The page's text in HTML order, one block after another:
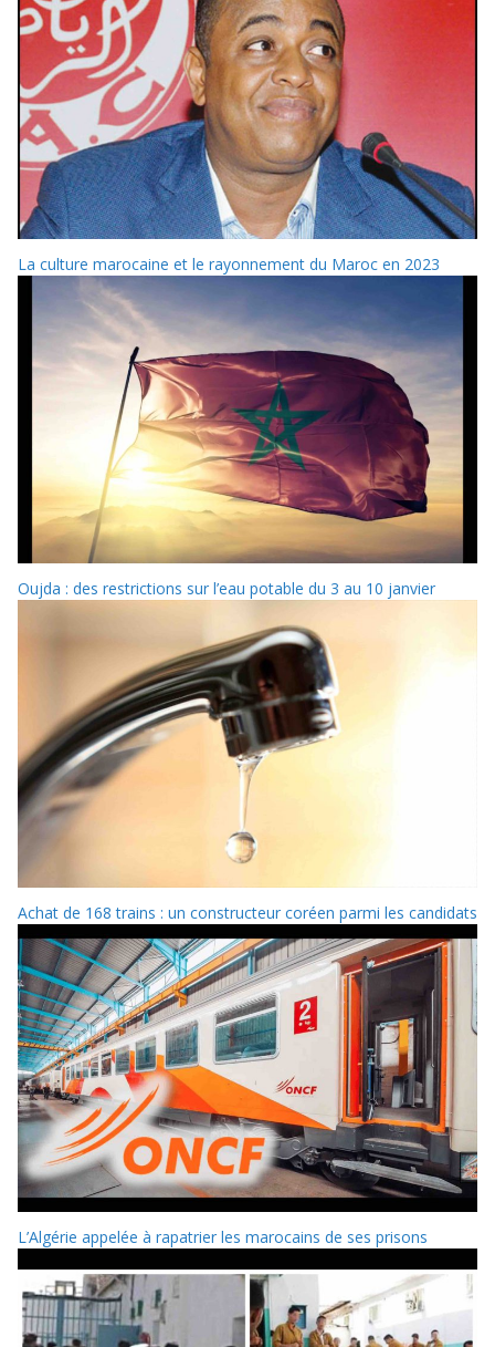
La culture marocaine et le rayonnement du Maroc en 2023
Oujda : des restrictions sur l’eau potable du 3 au 10 janvier
Achat de 168 trains : un constructeur coréen parmi les candidats
L’Algérie appelée à rapatrier les marocains de ses prisons